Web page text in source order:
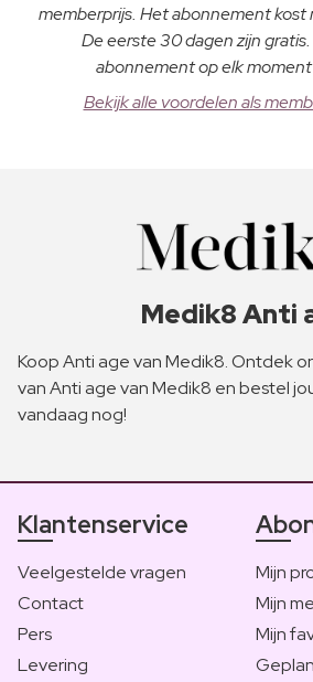
memberprijs. Het abonnement
De eerste 30 dagen zijn
abonnement op elk moment
Bekijk alle voordelen als
Medik8 Anti
Koop Anti age van Medik8. Ontdek
van Anti age van Medik8 en bestel
vandaag nog!
Klantenservice
Veelgestelde vragen
Contact
Pers
Levering
Mijn
Mijn
Mijn